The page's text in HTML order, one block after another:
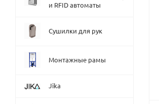
и RFID автоматы
Сушилки для рук
Монтажные рамы
Jika